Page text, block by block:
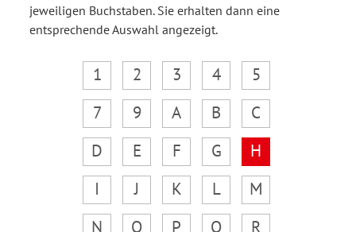
jeweiligen Buchstaben. Sie erhalten dann eine
entsprechende Auswahl angezeigt.
1 2 3 4
5
7
9 A B
C
D
E F G
H
I
J K L
M
N
O P Q
R